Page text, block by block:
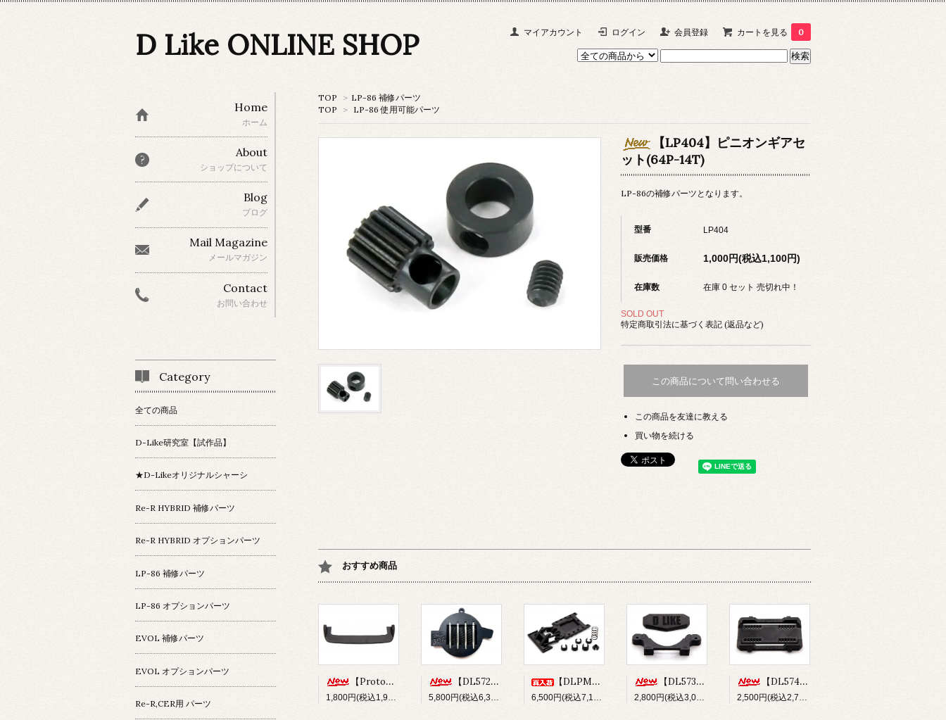
マイアカウント ログイン 会員登録 カートを見る 0
D Like ONLINE SHOP
TOP > LP-86 補修パーツ
TOP
> LP-86 使用可能パーツ
【LP404】ピニオンギアセ
ット(64P-14T)
LP-86の補修パーツとなります。
型番 LP404
販売価格 1,000円(税込1,100円)
在庫数 在庫 0 セット 売切れ中！
SOLD OUT
特定商取引法に基づく表記 (返品など)
この商品について問い合わせる
この商品を友達に教える
買い物を続ける
おすすめ商品
【Prototype34】フロントディフューザー 【DL572】SUS304 ステンレスショックシャフト(φ3x33.5mm) 【DLPM-OP02】Rear LinkSus for DLPM 【DL573】バンパー&フロントボディマウントセット(for Re-R HYBRID) 【DL574】ショートバッテリーホルダー(for Re-R HYBRID)
Home
ホーム
About
ショップについて
Blog
ブログ
Mail Magazine
メールマガジン
Contact
お問い合わせ
Category
全ての商品
D-Like研究室【試作品】
★D-Likeオリジナルシャーシ
Re-R HYBRID 補修パーツ
Re-R HYBRID オプションパーツ
LP-86 補修パーツ
LP-86 オプションパーツ
EVOL 補修パーツ
EVOL オプションパーツ
Re-R,CER用 パーツ